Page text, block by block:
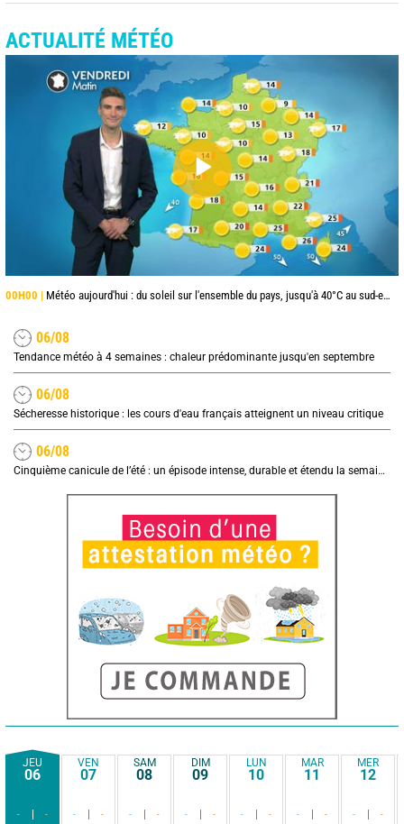
ACTUALITÉ MÉTÉO
00H00 | Météo aujourd'hui : du soleil sur l'ensemble du pays, jusqu'à 40°C au sud-est
06/08
Tendance météo à 4 semaines : chaleur prédominante jusqu'en septembre
06/08
Sécheresse historique : les cours d'eau français atteignent un niveau critique
06/08
Cinquième canicule de l’été : un épisode intense, durable et étendu la semaine prochaine
JEU
06
- -
VEN
07
- -
SAM
08
- -
DIM
09
- -
LUN
10
- -
MAR
11
- -
MER
12
- -